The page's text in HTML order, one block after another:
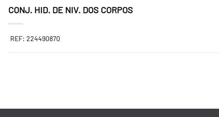
CONJ. HID. DE NIV. DOS CORPOS
REF: 224490870